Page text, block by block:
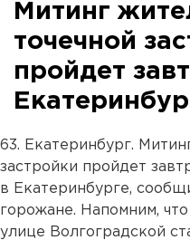
Митинг
точечной
пройдет
63. Екатеринбург.
застройки пройдет
в Екатеринбурге,
горожане. Напомним, что
улице Волгоградской